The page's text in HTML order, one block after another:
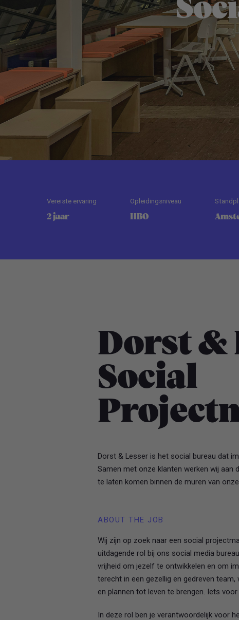
Vereiste ervaring
2 jaar
Opleidingsniveau
HBO
Dorst &
Social
Dorst & Lesser is het social bureau dat
Samen met onze klanten werken wij aan
te laten komen binnen de muren van
ABOUT THE JOB
Wij zijn op zoek naar een social
uitdagende rol bij ons social media
vrijheid om jezelf te ontwikkelen en om
terecht in een gezellig en gedreven
en plannen tot leven te brengen. Iets
In deze rol ben je verantwoordelijk voor